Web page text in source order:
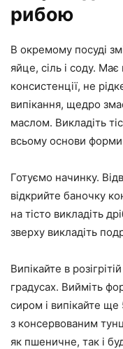
рибою
В окремому посуді
яйце, сіль і соду. Має
консистенції, не
випікання, щедро
маслом. Викладіть
всьому основи
Готуємо начинку.
відкрийте баночку
на тісто викладіть
зверху викладіть
Випікайте в
градусах. Вийміть
сиром і випікайте
з консервованим
як пшеничне, так і